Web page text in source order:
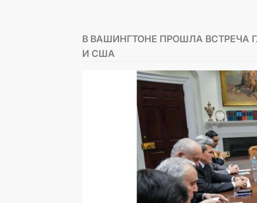
В ВАШИНГТОНЕ ПРОШЛА ВСТРЕЧА
И США